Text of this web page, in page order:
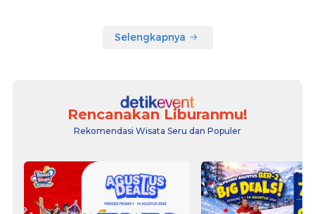
Selengkapnya
Rencanakan Liburanmu!
Rekomendasi Wisata Seru dan Populer